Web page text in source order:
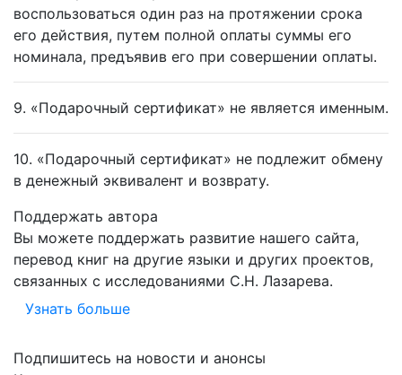
воспользоваться один раз на протяжении срока
его действия, путем полной оплаты суммы его
номинала, предъявив его при совершении оплаты.
9. «Подарочный сертификат» не является именным.
10. «Подарочный сертификат» не подлежит обмену
в денежный эквивалент и возврату.
Поддержать автора
Вы можете поддержать развитие нашего сайта,
перевод книг на другие языки и других проектов,
связанных с исследованиями С.Н. Лазарева.
Узнать больше
Подпишитесь на новости и анонсы